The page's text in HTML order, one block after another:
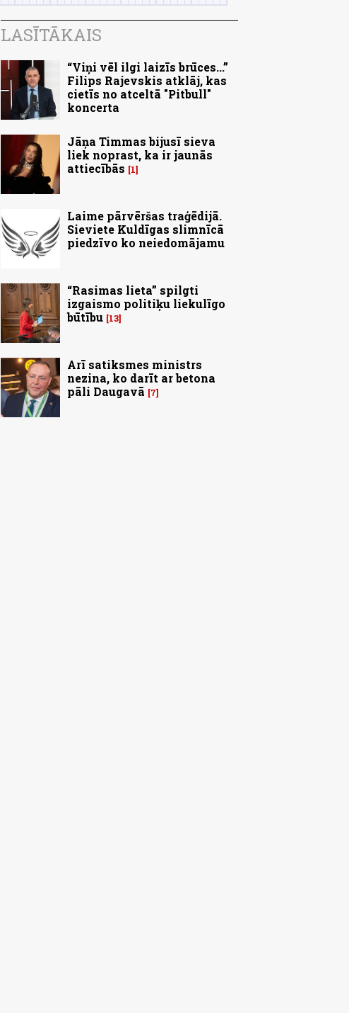
LASĪTĀKAIS
“Viņi vēl ilgi laizīs brūces...”
Filips Rajevskis atklāj, kas
cietīs no atceltā "Pitbull"
koncerta
Jāņa Timmas bijusī sieva
liek noprast, ka ir jaunās
attiecībās
1
Laime pārvēršas traģēdijā.
Sieviete Kuldīgas slimnīcā
piedzīvo ko neiedomājamu
“Rasimas lieta” spilgti
izgaismo politiķu liekulīgo
būtību 13
Arī satiksmes ministrs
nezina, ko darīt ar betona
pāli Daugavā
7